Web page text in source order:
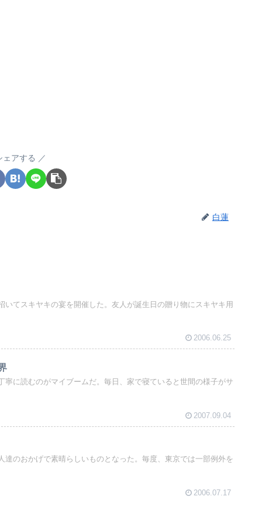
ェアする
白蓮
いてスキヤキの宴を開催した。友人が誕生日の贈り物にスキヤキ用
2006.06.25
寧に読むのがマイブームだ。毎日、家で寝ていると世間の様子がサ
2007.09.04
達のおかげで素晴らしいものとなった。毎度、東京では一部例外を
2006.07.17